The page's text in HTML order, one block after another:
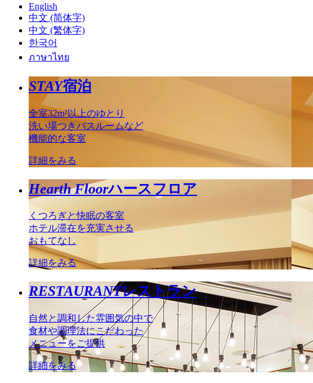
English
中文 (简体字)
中文 (繁体字)
한국어
ภาษาไทย
STAY宿泊
全室32m²以上のゆとり
洗い場つきバスルームなど
機能的な客室
詳細をみる
Hearth Floorハースフロア
くつろぎと快眠の客室
ホテル滞在を充実させる
おもてなし
詳細をみる
RESTAURANTレストラン
自然と調和した雰囲気の中で
食材や調理法にこだわった
メニューをご提供
詳細をみる